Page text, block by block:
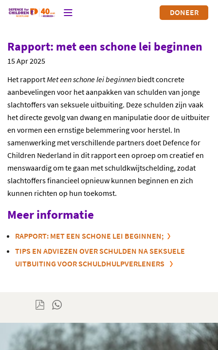
DONEER
Rapport: met een schone lei beginnen
15 Apr 2025
Het rapportMet een schone lei beginnen biedt concrete
aanbevelingen voor het aanpakken van schulden van jonge
slachtoffers van seksuele uitbuiting. Deze schulden zijn vaak
het directe gevolg van dwang en manipulatie door de uitbuiter
en vormen een ernstige belemmering voor herstel. In
samenwerking met verschillende partners doet Defence for
Children Nederland in dit rapport een oproep om creatief en
menswaardig om te gaan met schuldkwijtschelding, zodat
slachtoffers financieel opnieuw kunnen beginnen en zich
kunnen richten op hun toekomst.
Meer informatie
RAPPORT: MET EEN SCHONE LEI BEGINNEN;
TIPS EN ADVIEZEN OVER SCHULDEN NA SEKSUELE
UITBUITING VOOR SCHULDHULPVERLENERS